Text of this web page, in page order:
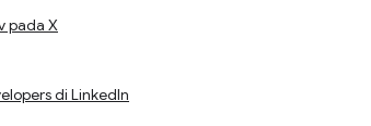
pada X
di LinkedIn